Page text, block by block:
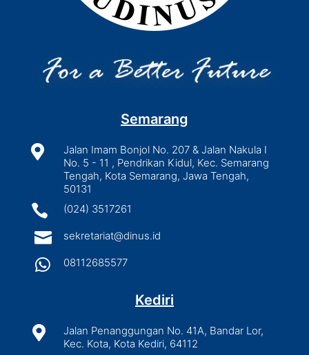
Semarang

Jalan Imam Bonjol No. 207 & Jalan Nakula I
No. 5 - 11 , Pendrikan Kidul, Kec. Semarang
Tengah, Kota Semarang, Jawa Tengah,
50131
 (024) 3517261
 sekretariat@dinus.id
 08112685577
Kediri

Jalan Penanggungan No. 41A, Bandar Lor,
Kec. Kota, Kota Kediri, 64112